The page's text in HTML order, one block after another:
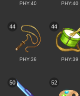
PHY:40 PHY:40
44
PHY:39
44
PHY:39
50 52